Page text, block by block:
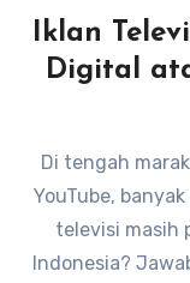
Iklan
Digital
Di tengah
YouTube,
televisi masih
Indonesia?